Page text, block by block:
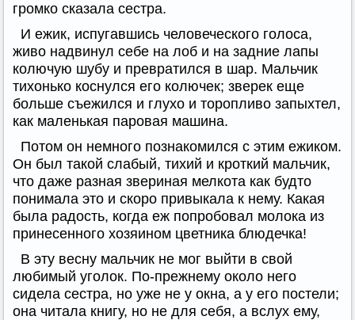
громко сказала сестра.
И ежик, испугавшись человеческого голоса,
живо надвинул себе на лоб и на задние лапы
колючую шубу и превратился в шар. Мальчик
тихонько коснулся его колючек; зверек еще
больше съежился и глухо и торопливо запыхтел,
как маленькая паровая машина.
Потом он немного познакомился с этим ежиком.
Он был такой слабый, тихий и кроткий мальчик,
что даже разная звериная мелкота как будто
понимала это и скоро привыкала к нему. Какая
была радость, когда еж попробовал молока из
принесенного хозяином цветника блюдечка!
В эту весну мальчик не мог выйти в свой
любимый уголок. По-прежнему около него
сидела сестра, но уже не у окна, а у его постели;
она читала книгу, но не для себя, а вслух ему,